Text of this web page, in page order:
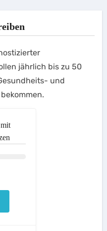
jährlich bis zu 50
und